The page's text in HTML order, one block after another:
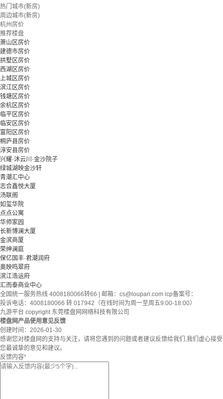
热门城市(新房)
周边城市(新房)
杭州房价
推荐楼盘
萧山区房价
建德市房价
拱墅区房价
西湖区房价
上城区房价
滨江区房价
钱塘区房价
余杭区房价
临平区房价
临安区房价
富阳区房价
桐庐县房价
淳安县房价
兴耀·沐云川·金沙院子
绿城湖映金沙轩
青潮汇中心
志合鑫悦大厦
汤联阁
如玺华院
点点公寓
华师家园
长新博澜大厦
金滨商厦
荣绅澜庭
保亿国丰·君潮润府
奥映鸣翠府
滨江浩运府
汇而泰商业中心
全国统一服务热线 4008180066转66 | 邮箱： cs@loupan.com icp备案号：
投诉电话：4008180066 转 017942（在线时间为周一至周五9:00-18:00）
九游平台 copyright 东莞楼盘网网络科技有限公司
楼盘网产品使用意见反馈
创建时间： 2026-01-30
感谢您对楼盘网的支持与关注，请将您遇到的问题或者建议反馈给我们,我们虚心接受
您最诚挚的意见和建议。
反馈内容*